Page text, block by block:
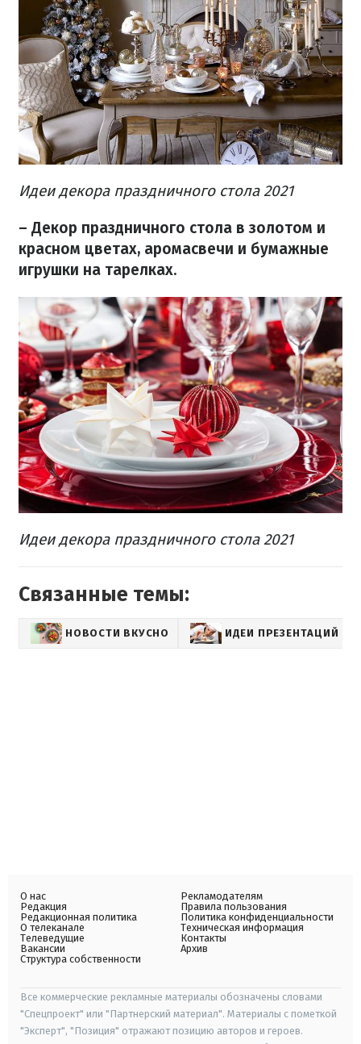
Идеи декора праздничного стола 2021
– Декор праздничного стола в золотом и
красном цветах, аромасвечи и бумажные
игрушки на тарелках.
Идеи декора праздничного стола 2021
Связанные темы:
НОВОСТИ ВКУСНО ИДЕИ ПРЕЗЕНТАЦИЙ
О нас
Редакция
Редакционная политика
О телеканале
Телеведущие
Вакансии
Структура собственности
Рекламодателям
Правила пользования
Политика конфиденциальности
Техническая информация
Контакты
Архив
Все коммерческие рекламные материалы обозначены словами
"Спецпроект" или "Партнерский материал". Материалы с пометкой
"Эксперт", "Позиция" отражают позицию авторов и героев.